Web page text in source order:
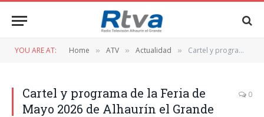
YOU ARE AT: Home » ATV » Actualidad » Cartel y programa de la Feria de Mayo 2026 de Alhaurín el Grande
Cartel y programa de la Feria de
Mayo 2026 de Alhaurín el Grande
0